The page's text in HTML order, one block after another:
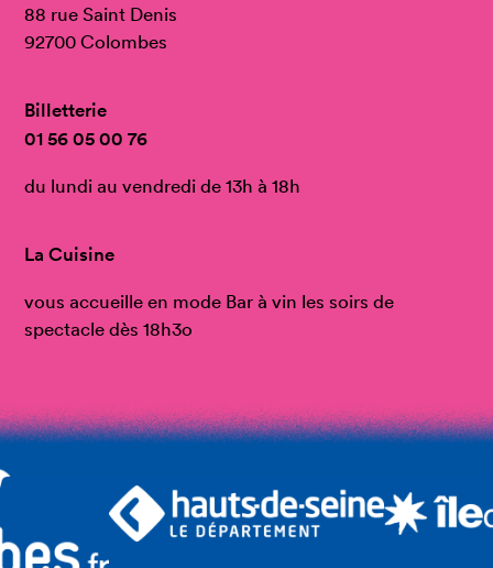
88 rue Saint Denis
92700 Colombes
Billetterie
01 56 05 00 76
du lundi au vendredi de 13h à 18h
La Cuisine
vous accueille en mode Bar à vin les soirs de
spectacle dès 18h3o